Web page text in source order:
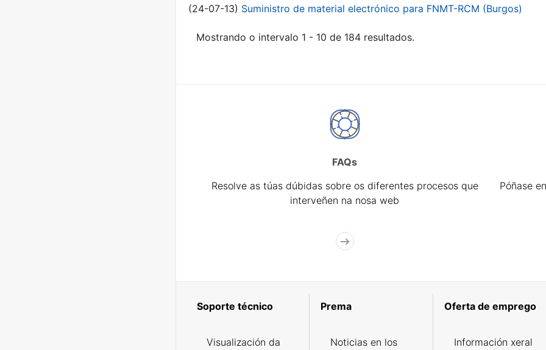
(24-07-13) Suministro de material electrónico para FNMT-RCM (Burgos)
Mostrando o intervalo 1 - 10 de 184 resultados.
FAQs
Resolve as túas dúbidas sobre os diferentes procesos que
interveñen na nosa web
Póñase
Soporte técnico
Visualización da
Prema
Noticias en los
Oferta de emprego
Información xeral